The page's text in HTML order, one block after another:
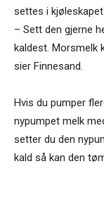
settes i kjøleskapet.
– Sett den gjerne
kaldest. Morsmelk
sier Finnesand.
Hvis du pumper
nypumpet melk
setter du den
kald så kan den